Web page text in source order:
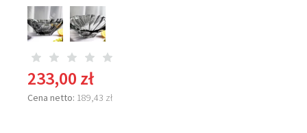
233,00 zł
Cena netto: 189,43 zł